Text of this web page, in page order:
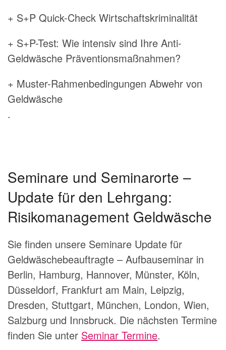
+ S+P Quick-Check Wirtschaftskriminalität
+ S+P-Test: Wie intensiv sind Ihre Anti-
Geldwäsche Präventionsmaßnahmen?
+ Muster-Rahmenbedingungen Abwehr von
Geldwäsche
.
Seminare und Seminarorte –
Update für den Lehrgang:
Risikomanagement Geldwäsche
Sie finden unsere Seminare Update für
Geldwäschebeauftragte – Aufbauseminar in
Berlin, Hamburg, Hannover, Münster, Köln,
Düsseldorf, Frankfurt am Main, Leipzig,
Dresden, Stuttgart, München, London, Wien,
Salzburg und Innsbruck. Die nächsten Termine
finden Sie unter Seminar Termine.